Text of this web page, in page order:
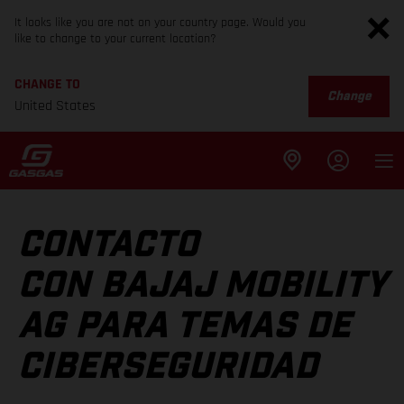
It looks like you are not on your country page. Would you
like to change to your current location?
CHANGE TO
United States
Change
CONTACTO
CON BAJAJ MOBILITY
AG PARA TEMAS DE
CIBERSEGURIDAD